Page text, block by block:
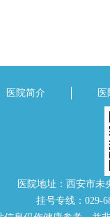
医院简介
医院地址：西安市
挂号专线：029-